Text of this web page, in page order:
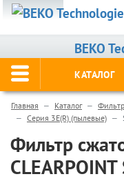
BEKO
КАТАЛОГ
Главная Каталог
Серия 3E(R) (пылевые)
Фильтр